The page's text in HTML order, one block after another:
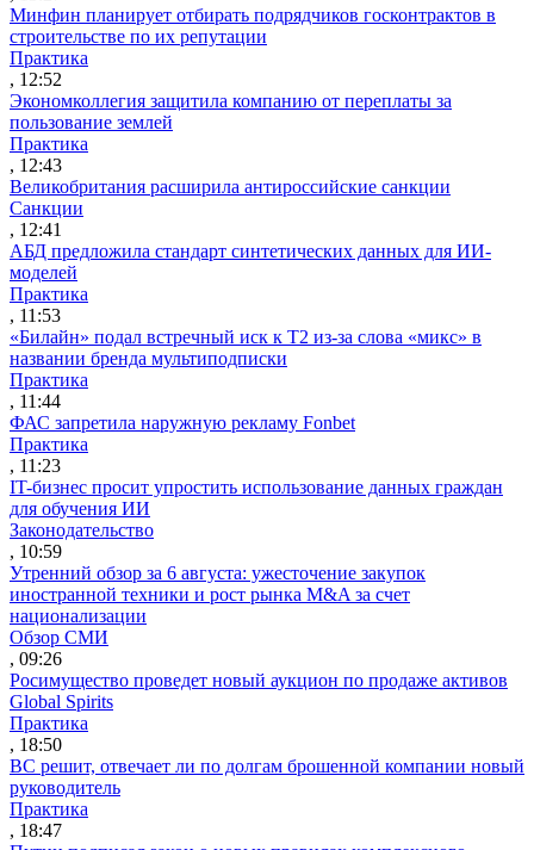
Минфин планирует отбирать подрядчиков госконтрактов в
строительстве по их репутации
Практика
, 12:52
Экономколлегия защитила компанию от переплаты за
пользование землей
Практика
, 12:43
Великобритания расширила антироссийские санкции
Санкции
, 12:41
АБД предложила стандарт синтетических данных для ИИ-
моделей
Практика
, 11:53
«Билайн» подал встречный иск к Т2 из-за слова «микс» в
названии бренда мультиподписки
Практика
, 11:44
ФАС запретила наружную рекламу Fonbet
Практика
, 11:23
IT-бизнес просит упростить использование данных граждан
для обучения ИИ
Законодательство
, 10:59
Утренний обзор за 6 августа: ужесточение закупок
иностранной техники и рост рынка M&A за счет
национализации
Обзор СМИ
, 09:26
Росимущество проведет новый аукцион по продаже активов
Global Spirits
Практика
, 18:50
ВС решит, отвечает ли по долгам брошенной компании новый
руководитель
Практика
, 18:47